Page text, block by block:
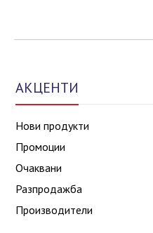
АКЦЕНТИ
Нови продукти
Промоции
Очаквани
Разпродажба
Производители